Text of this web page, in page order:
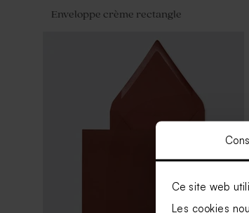
Ce site web
Les cookies
Enveloppe crème rectangle